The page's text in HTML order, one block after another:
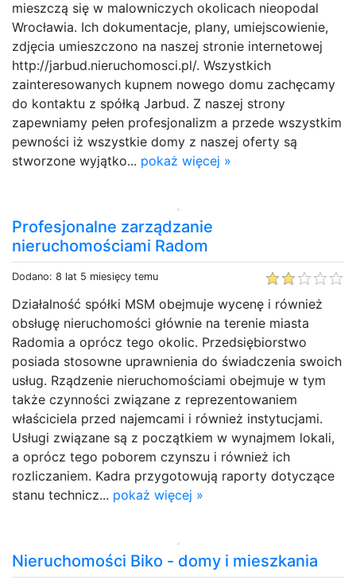
mieszczą się w malowniczych okolicach nieopodal
Wrocławia. Ich dokumentacje, plany, umiejscowienie,
zdjęcia umieszczono na naszej stronie internetowej
http://jarbud.nieruchomosci.pl/. Wszystkich
zainteresowanych kupnem nowego domu zachęcamy
do kontaktu z spółką Jarbud. Z naszej strony
zapewniamy pełen profesjonalizm a przede wszystkim
pewności iż wszystkie domy z naszej oferty są
stworzone wyjątko... pokaż więcej »
Profesjonalne zarządzanie
nieruchomościami Radom
Dodano: 8 lat 5 miesięcy temu
Działalność spółki MSM obejmuje wycenę i również
obsługę nieruchomości głównie na terenie miasta
Radomia a oprócz tego okolic. Przedsiębiorstwo
posiada stosowne uprawnienia do świadczenia swoich
usług. Rządzenie nieruchomościami obejmuje w tym
także czynności związane z reprezentowaniem
właściciela przed najemcami i również instytucjami.
Usługi związane są z początkiem w wynajmem lokali,
a oprócz tego poborem czynszu i również ich
rozliczaniem. Kadra przygotowują raporty dotyczące
stanu technicz... pokaż więcej »
Nieruchomości Biko - domy i mieszkania